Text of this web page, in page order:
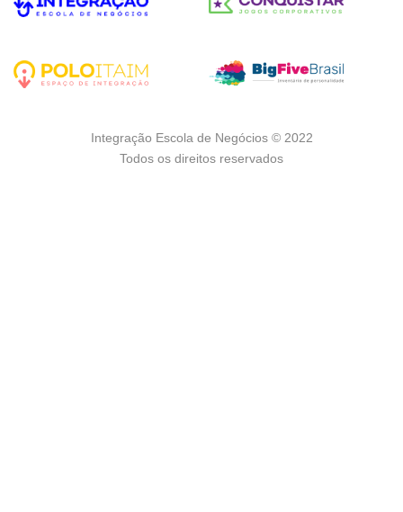
Integração Escola de Negócios © 2022
Todos os direitos reservados